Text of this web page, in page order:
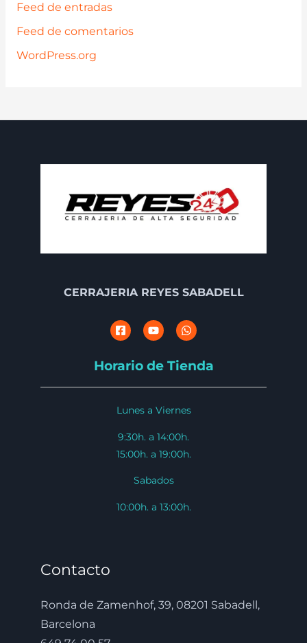
Feed de entradas
Feed de comentarios
WordPress.org
CERRAJERIA REYES SABADELL
Horario de Tienda
Lunes a Viernes
9:30h. a 14:00h.
15:00h. a 19:00h.
Sabados
10:00h. a 13:00h.
Contacto
Ronda de Zamenhof, 39, 08201 Sabadell,
Barcelona